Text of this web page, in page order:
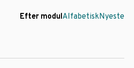
Efter modulAlfabetiskNyeste